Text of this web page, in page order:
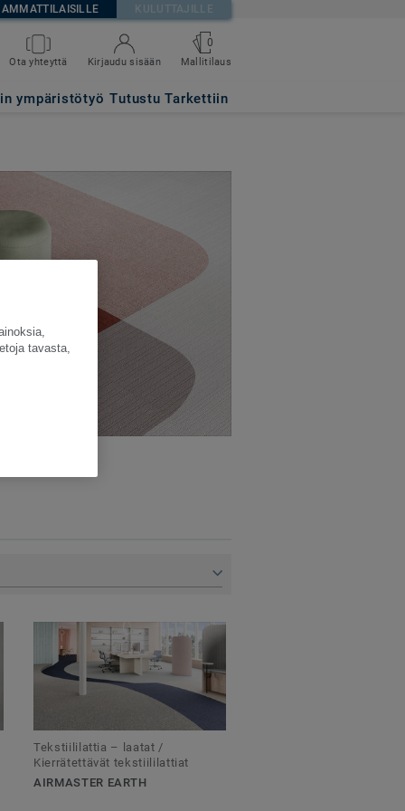
AMMATTILAISILLE KULUTTAJILLE
Ota yhteyttä Kirjaudu sisään
0
Mallitilaus
ympäristötyö Tutustu Tarkettiin
Tekstiililattia – laatat /
Kierrätettävät tekstiililattiat
AIRMASTER EARTH
tavasta,